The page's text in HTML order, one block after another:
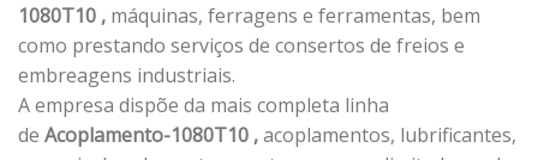
1080T10 , máquinas, ferragens e ferramentas, bem
como prestando serviços de consertos de freios e
embreagens industriais.
A empresa dispõe da mais completa linha
de Acoplamento-1080T10 ,acoplamentos, lubrificantes,